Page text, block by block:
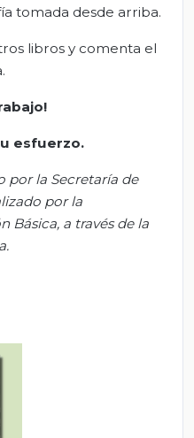
tomada desde arriba.
libros y comenta el
esfuerzo.
por la Secretaría de
por la
Básica, a través de la